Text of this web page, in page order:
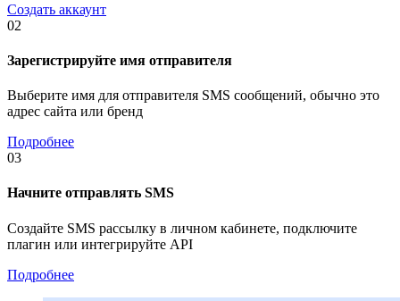
Создать аккаунт
02
Зарегистрируйте имя отправителя
Выберите имя для отправителя SMS сообщений, обычно это
адрес сайта или бренд
Подробнее
03
Начните отправлять SMS
Создайте SMS рассылку в личном кабинете, подключите
плагин или интегрируйте API
Подробнее